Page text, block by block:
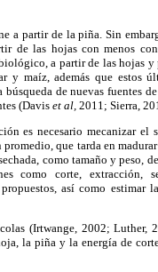
a partir de la piña. Sin
de las hojas con menos
a partir de las hojas y
y maíz, además que estos
de nuevas fuentes
(Davis et al, 2011; Sierra,
es necesario mecanizar el
que tarda en
como tamaño y peso,
como corte, extracción,
así como estimar
(Irtwange, 2002; Luther,
la piña y la energía de